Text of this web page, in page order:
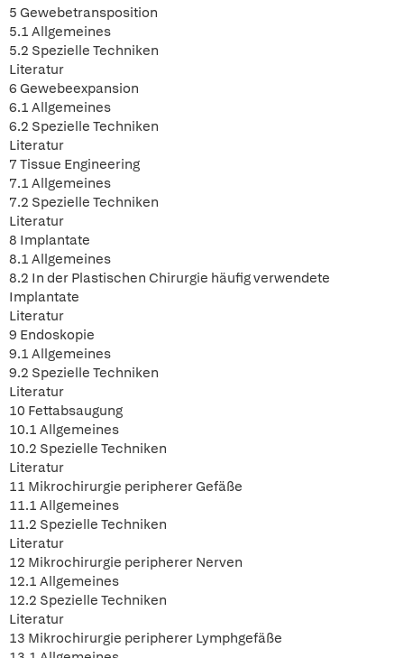
5 Gewebetransposition
5.1 Allgemeines
5.2 Spezielle Techniken
Literatur
6 Gewebeexpansion
6.1 Allgemeines
6.2 Spezielle Techniken
Literatur
7 Tissue Engineering
7.1 Allgemeines
7.2 Spezielle Techniken
Literatur
8 Implantate
8.1 Allgemeines
8.2 In der Plastischen Chirurgie häufig verwendete
Implantate
Literatur
9 Endoskopie
9.1 Allgemeines
9.2 Spezielle Techniken
Literatur
10 Fettabsaugung
10.1 Allgemeines
10.2 Spezielle Techniken
Literatur
11 Mikrochirurgie peripherer Gefäße
11.1 Allgemeines
11.2 Spezielle Techniken
Literatur
12 Mikrochirurgie peripherer Nerven
12.1 Allgemeines
12.2 Spezielle Techniken
Literatur
13 Mikrochirurgie peripherer Lymphgefäße